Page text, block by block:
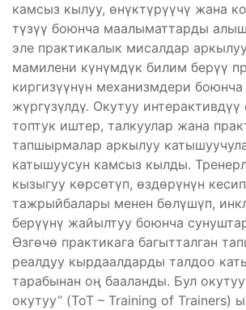
камсыз кылуу, өнүктүрүүчү жана
түзүү боюнча маалыматтарды
эле практикалык мисалдар
мамилени күнүмдүк билим берүү
киргизүүнүн механизмдери
жүргүзүлдү. Окутуу
топтук иштер, талкуулар жана
тапшырмалар аркылуу
катышуусун камсыз кылды.
кызыгуу көрсөтүп, өздөрүнүн
тажрыйбалары менен бөлүшүп,
берүүнү жайылтуу боюнча
Өзгөчө практикага багытталган
реалдуу кырдаалдарды талдоо
тарабынан оң бааланды. Бул
окутуу” (ToT – Training of Trainers)